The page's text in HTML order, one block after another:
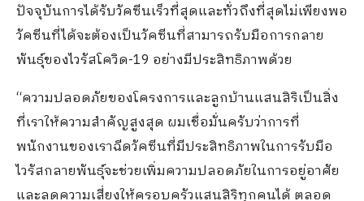
ปัจจุบันการได้รับวัคซีนเร็วที่สุดและทั่วถึงที่สุดไม่เพียงพอ
วัคซีนที่ได้จะต้องเป็นวัคซีนที่สามารถรับมือการกลาย
พันธุ์ของไวรัสโควิด-19 อย่างมีประสิทธิภาพด้วย
“ความปลอดภัยของโครงการและลูกบ้านแสนสิริเป็นสิ่ง
ที่เราให้ความสำคัญสูงสุด ผมเชื่อมั่นครับว่าการที่
พนักงานของเราฉีดวัคซีนที่มีประสิทธิภาพในการรับมือ
ไวรัสกลายพันธุ์จะช่วยเพิ่มความปลอดภัยในการอยู่อาศัย
และลดความเสี่ยงให้ครอบครัวแสนสิริทุกคนได้ ตลอด